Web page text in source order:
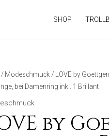
SHOP
/ Modeschmuck / LOVE by
bei Damenring inkl. 1 Brillant
by